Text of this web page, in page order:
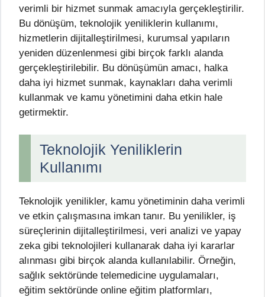
verimli bir hizmet sunmak amacıyla gerçekleştirilir.
Bu dönüşüm, teknolojik yeniliklerin kullanımı,
hizmetlerin dijitalleştirilmesi, kurumsal yapıların
yeniden düzenlenmesi gibi birçok farklı alanda
gerçekleştirilebilir. Bu dönüşümün amacı, halka
daha iyi hizmet sunmak, kaynakları daha verimli
kullanmak ve kamu yönetimini daha etkin hale
getirmektir.
Teknolojik Yeniliklerin
Kullanımı
Teknolojik yenilikler, kamu yönetiminin daha verimli
ve etkin çalışmasına imkan tanır. Bu yenilikler, iş
süreçlerinin dijitalleştirilmesi, veri analizi ve yapay
zeka gibi teknolojileri kullanarak daha iyi kararlar
alınması gibi birçok alanda kullanılabilir. Örneğin,
sağlık sektöründe telemedicine uygulamaları,
eğitim sektöründe online eğitim platformları,